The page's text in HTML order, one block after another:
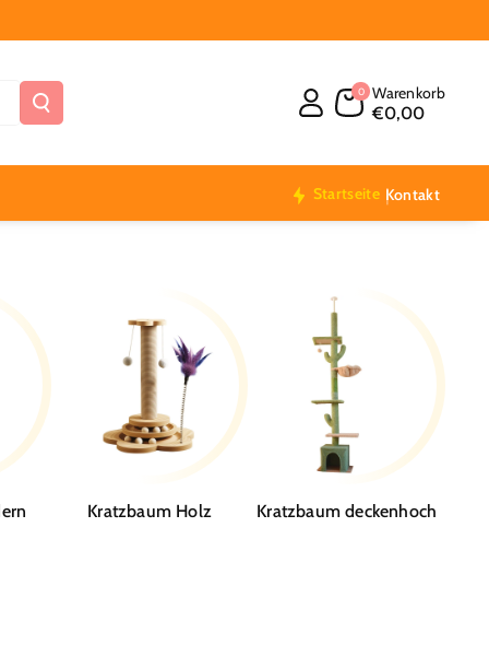
0 Warenkorb
€0,00
Startseite Kontakt
Kratzbaum Holz Kratzbaum deckenhoch